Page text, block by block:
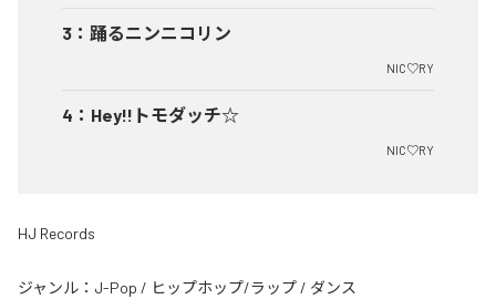
3 ： 踊るニンニコリン
NIC♡RY
4 ： Hey!!トモダッチ☆
NIC♡RY
HJ Records
ジャンル： J-Pop / ヒップホップ/ラップ / ダンス